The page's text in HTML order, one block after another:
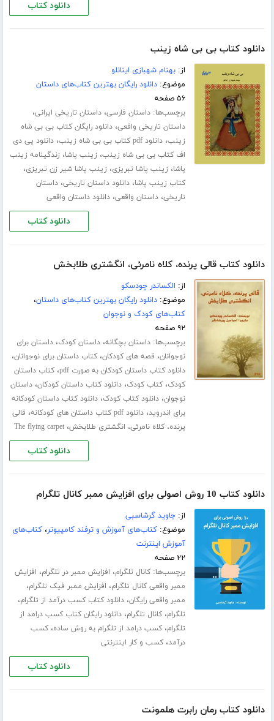
دانلود کتاب
دانلود کتاب بی بی شاه زینب
از:بهنام شهبازی اینانلو
موضوع:دانلود رایگان بهترین کتاب‌های داستان
۵۶ صفحه
برچسب‌ها:داستان فارسی،داستان تاریخی ایرانی،
داستان تاریخی واقعی،دانلود رایگان کتاب بی بی شاه
زینب،دانلود pdf کتاب بی بی شاه زینب ،دانلود پی دی
اف کتاب بی بی شاه زینب، زینب پاشا، زندگینامه زینب
پاشا، زینب پاشا تبریزی، زینب پاشا شیر زن تبریزی،
کتاب زینب پاشا،دانلود داستان تاریخی،داستان
تاریخی،داستان واقعی،دانلود داستان واقعی
دانلود کتاب
دانلود کتاب قالی پرنده، کلاه نامرئی، انگشتری طلابخش
از: الکساندر چودسکو
موضوع:دانلود رایگان بهترین کتاب‌های داستان،
کتاب‌های کودک و نوجوان
۹۲ صفحه
برچسب‌ها:داستان بچگانه،داستان کودک،داستان برای
نوجوانان، قصه های کودکان،کتاب داستان برای نوجوانان،
دانلود کتاب داستان کودکان به صورت pdf ،کتاب داستان
کودک،کتاب کودک،دانلود کتاب داستان کودکان،داستان
نوجوان،دانلود کتاب کودک،دانلود کتاب داستان کودکانه
برای اندروید،دانلود pdf کتاب داستان های کودکانه ، قالی
پرنده، کلاه نامرئی، انگشتری طلابخش،The flying carpet
دانلود کتاب
دانلود کتاب 10 روش اصولی برای افزایش ممبر کانال تلگرام‎
از:جاوید گرشاسبی
موضوع:کتاب‌های آموزش و ترفند کامپیوتر،کتاب‌های
آموزش اینترنت
۲۲ صفحه
برچسب‌ها:کانال تلگرام، افزایش ممبر در تلگرام، افزایش
ممبر واقعی کانال تلگرام، افزایش ممبر فیک تلگرام،
ممبر واقعی رایگان،دانلود کتاب کسب درآمد از تلگرام،
تلگرام،کانال تلگرام،دانلود رایگان کتاب کسب درامد از
تلگرام،کسب درامد از تلگرام به روش ساده،کسب
درآمد،کسب و کار اینترنتی
دانلود کتاب
دانلود کتاب رمان رابرت هلمونت